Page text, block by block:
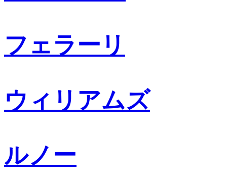
フェラーリ
ウィリアムズ
ルノー